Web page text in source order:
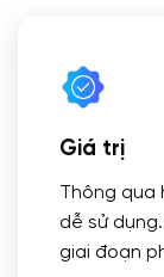
Giá trị
Thông qua
dễ sử
giai đoạn